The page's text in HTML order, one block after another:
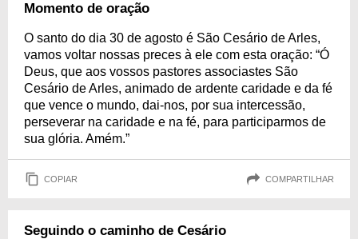
Momento de oração
O santo do dia 30 de agosto é São Cesário de Arles,
vamos voltar nossas preces à ele com esta oração: “Ó
Deus, que aos vossos pastores associastes São
Cesário de Arles, animado de ardente caridade e da fé
que vence o mundo, dai-nos, por sua intercessão,
perseverar na caridade e na fé, para participarmos de
sua glória. Amém.”
COPIAR COMPARTILHAR
Seguindo o caminho de Cesário